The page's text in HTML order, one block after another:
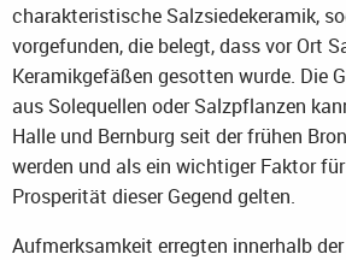
charakteristische Salzsiedekeramik,
vorgefunden, die belegt, dass vor Ort
Keramikgefäßen gesotten wurde. Die
aus Solequellen oder Salzpflanzen
Halle und Bernburg seit der frühen
werden und als ein wichtiger Faktor
Prosperität dieser Gegend gelten.
Aufmerksamkeit erregten innerhalb